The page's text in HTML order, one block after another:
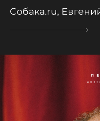
Собака.ru,